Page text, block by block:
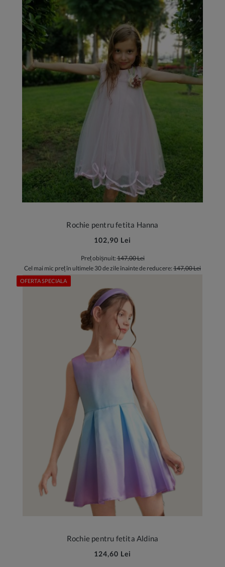
Rochie pentru fetita Hanna
102,90 Lei
Preț obișnuit:147,00 Lei
Cel mai mic preț în ultimele 30 de zile înainte de reducere: 147,00 Lei
Rochie pentru fetita Aldina
124,60 Lei
OFERTA SPECIALA